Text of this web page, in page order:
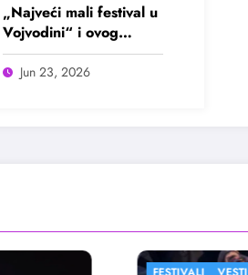
„Najveći mali festival u
Vojvodini“ i ovog
avgusta u Sremskoj
Mitrovici
Jun 23, 2026